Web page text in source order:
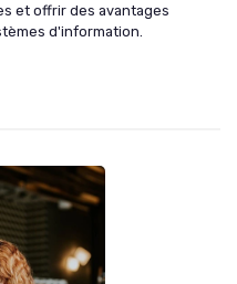
et offrir des avantages
d'information.